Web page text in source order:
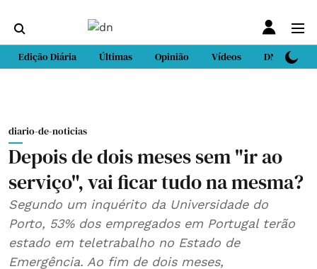
Edição Diária Últimas Opinião Vídeos DN Sport
diario-de-noticias
Depois de dois meses sem "ir ao
serviço", vai ficar tudo na mesma?
Segundo um inquérito da Universidade do
Porto, 53% dos empregados em Portugal terão
estado em teletrabalho no Estado de
Emergência. Ao fim de dois meses,